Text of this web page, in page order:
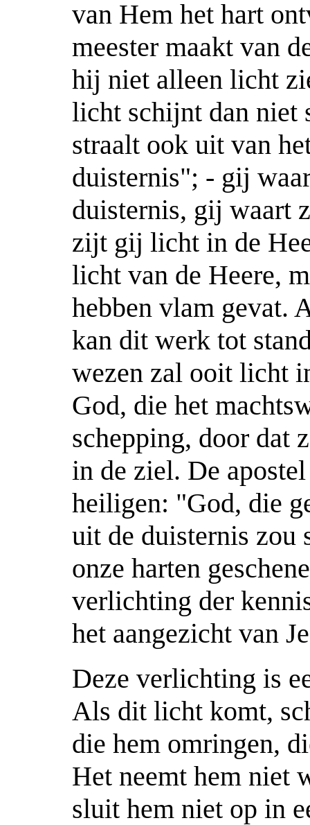
van Hem het hart
meester maakt van
hij niet alleen licht
licht schijnt dan niet
straalt ook uit van
duisternis"; - gij
duisternis, gij waart
zijt gij licht in de
licht van de Heere,
hebben vlam gevat.
kan dit werk tot
wezen zal ooit licht
God, die het
schepping, door dat
in de ziel. De
heiligen: "God, die
uit de duisternis zou
onze harten
verlichting der
het aangezicht van
Deze verlichting is
Als dit licht komt,
die hem omringen,
Het neemt hem niet
sluit hem niet op in